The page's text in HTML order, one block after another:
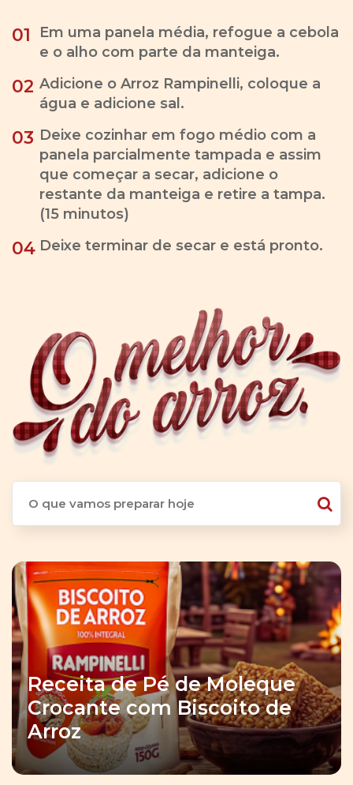
01
Em uma panela média, refogue a cebola
e o alho com parte da manteiga.
02 Adicione o Arroz Rampinelli, coloque a
água e adicione sal.
03 Deixe cozinhar em fogo médio com a
panela parcialmente tampada e assim
que começar a secar, adicione o
restante da manteiga e retire a tampa.
(15 minutos)
04 Deixe terminar de secar e está pronto.
Receita de Pé de Moleque
Crocante com Biscoito de
Arroz